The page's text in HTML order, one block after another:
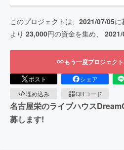
このプロジェクトは、 2021/07/05に
より 23,000円の資金を集め、
もう一度プロジェク
ポスト シェア
埋め込み
QRコード
名古屋栄のライブハウス
募します!